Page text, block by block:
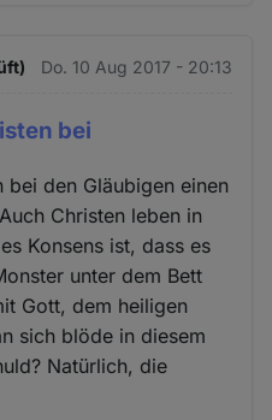
Do. 10 Aug 2017 - 20:13
bei
bei den Gläubigen einen
Christen leben in
Konsens ist, dass es
unter dem Bett
Gott, dem heiligen
sich blöde in diesem
Natürlich, die